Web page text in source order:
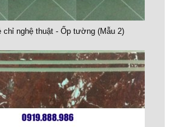
chỉ nghệ thuật - Ốp tường (Mẫu 2)